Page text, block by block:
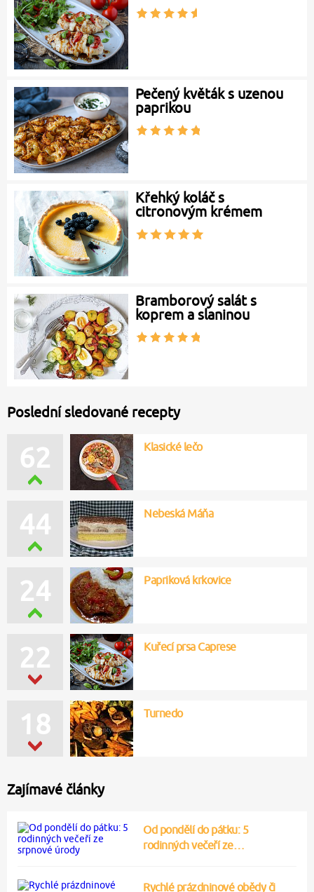
Pečený květák s uzenou
paprikou
Křehký koláč s
citronovým krémem
Bramborový salát s
koprem a slaninou
Poslední sledované recepty
62 Klasické lečo
44 Nebeská Máňa
22 Kuřecí prsa Caprese
24 Papriková krkovice
18 Turnedo
Zajímavé články
Od pondělí do pátku: 5
rodinných večeří ze…
Rychlé prázdninové obědy či